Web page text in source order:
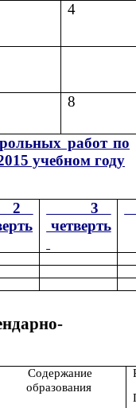
4
8
работ по
учебном году
3
четверть
Содержание
образования